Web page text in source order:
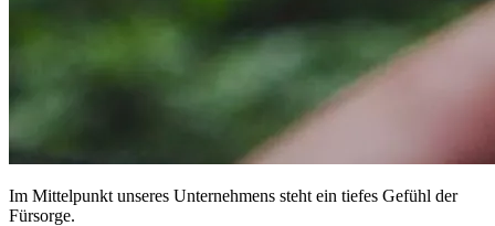
Im Mittelpunkt unseres Unternehmens steht ein tiefes Gefühl der
Fürsorge.